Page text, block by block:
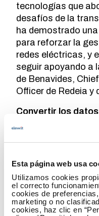
Esta página web usa
Utilizamos cookies
el correcto
cookies de
marketing o no
cookies, haz clic en
tecnologías que
desafíos de la
ha demostrado
para reforzar la
redes eléctricas, y
seguir apoyando a
de Benavides,
Officer de Redeia y
Convertir los
El enfoque de
gran escala para
las empresas
activos existentes.
La compañía utiliza